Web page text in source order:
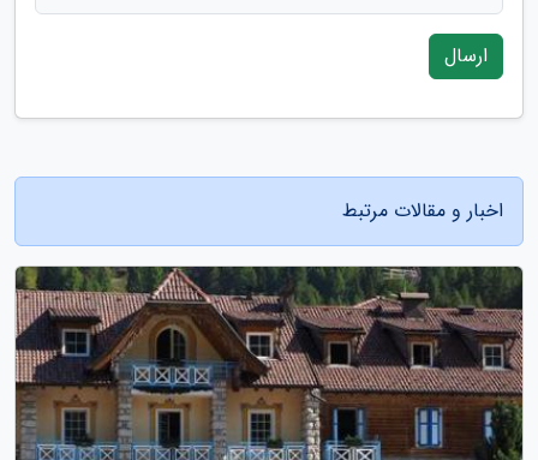
ارسال
اخبار و مقالات مرتبط